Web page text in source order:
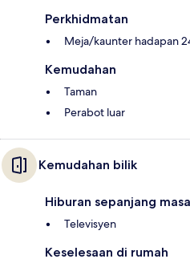
Perkhidmatan
Meja/kaunter hadapan
Kemudahan
Taman
Perabot luar
Kemudahan bilik
Hiburan sepanjang masa
Televisyen
Keselesaan di rumah